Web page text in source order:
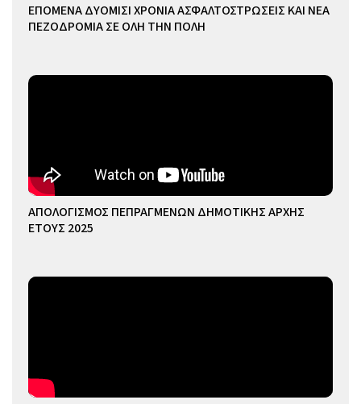
ΕΠΟΜΕΝΑ ΔΥΟΜΙΣΙ ΧΡΟΝΙΑ ΑΣΦΑΛΤΟΣΤΡΩΣΕΙΣ ΚΑΙ ΝΕΑ
ΠΕΖΟΔΡΟΜΙΑ ΣΕ ΟΛΗ ΤΗΝ ΠΟΛΗ
ΑΠΟΛΟΓΙΣΜΟΣ ΠΕΠΡΑΓΜΕΝΩΝ ΔΗΜΟΤΙΚΗΣ ΑΡΧΗΣ
ΕΤΟΥΣ 2025